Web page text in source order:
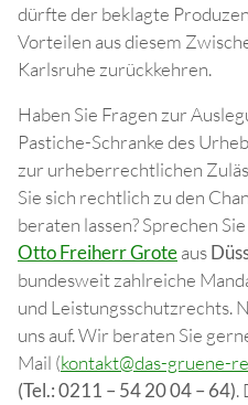
dürfte der beklagte
Vorteilen aus diesem
Karlsruhe zurückkehren.
Haben Sie Fragen zur
Pastiche-Schranke des
zur urheberrechtlichen
Sie sich rechtlich zu den
beraten lassen? Sprechen
Otto Freiherr Groteaus
bundesweit zahlreiche
und Leistungsschutzrechts.
uns auf. Wir beraten Sie
Mail (kontakt@das-gruene-
(Tel.: 0211 – 54 20 04 – 64).